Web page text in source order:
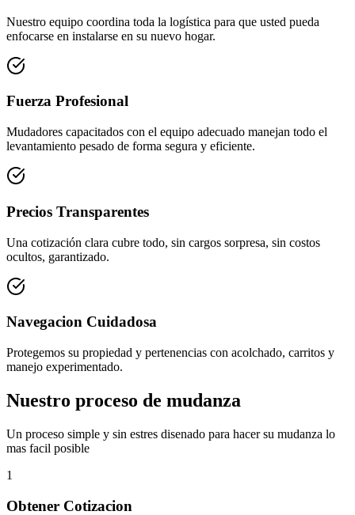
Nuestro equipo coordina toda la logística para que usted pueda
enfocarse en instalarse en su nuevo hogar.
Fuerza Profesional
Mudadores capacitados con el equipo adecuado manejan todo el
levantamiento pesado de forma segura y eficiente.
Precios Transparentes
Una cotización clara cubre todo, sin cargos sorpresa, sin costos
ocultos, garantizado.
Navegacion Cuidadosa
Protegemos su propiedad y pertenencias con acolchado, carritos y
manejo experimentado.
Nuestro proceso de mudanza
Un proceso simple y sin estres disenado para hacer su mudanza lo
mas facil posible
1
Obtener Cotizacion